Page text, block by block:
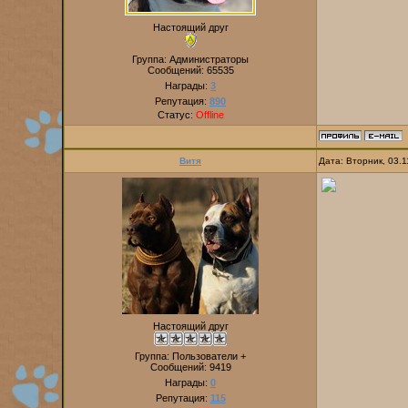
Настоящий друг
Группа: Администраторы
Сообщений: 65535
Награды: 3
Репутация: 890
Статус: Offline
Витя Дата: Вторник,
Настоящий друг
Группа: Пользователи +
Сообщений: 9419
Награды: 0
Репутация: 115